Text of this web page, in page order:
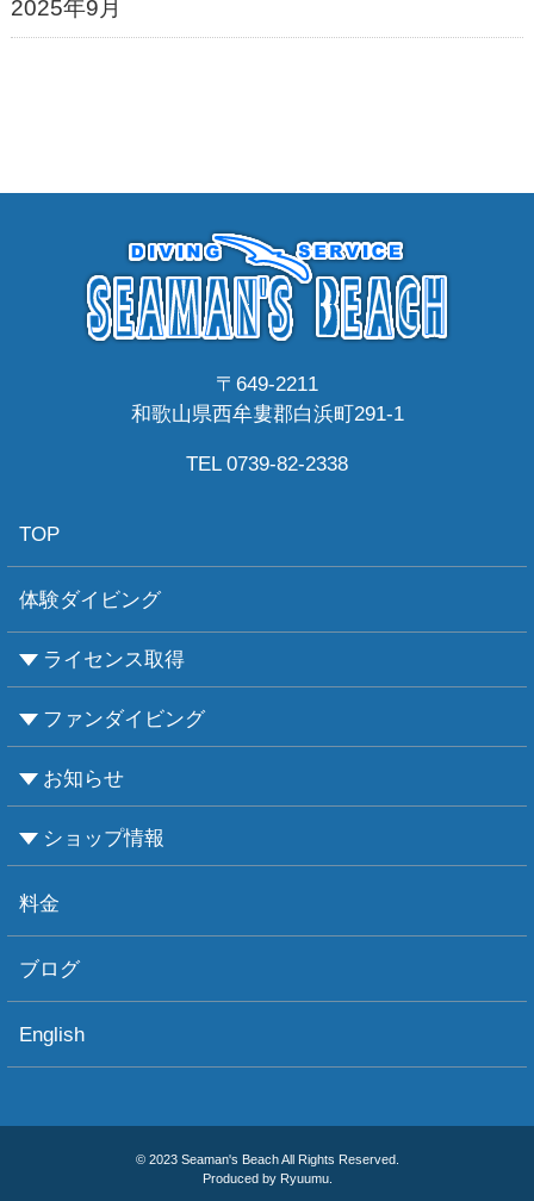
2025年9月
〒649-2211
和歌山県西牟婁郡白浜町291-1
TEL 0739-82-2338
TOP
体験ダイビング
ライセンス取得
CMASについて
PADIについて
Ｃカードライセンス取得
レベルアップCMAS
レベルアップPADI
インストラクターコース
エンリッチド・エア・ナイトロックス講習
ファンダイビング
ビーチダイビング
ボートダイビング
セルフダイビング
レンタル器材
お知らせ
お知らせ
お天気情報
フォトグラフィ
ツアー情報
ショップ情報
ショップ情報
アクセス
ダイビングポイント
ショップボート「かもめ」
スタッフ紹介
宿泊施設
リンク集
お問い合わせ
料金
ブログ
English
© 2023 Seaman's Beach All Rights Reserved.
Produced by Ryuumu.